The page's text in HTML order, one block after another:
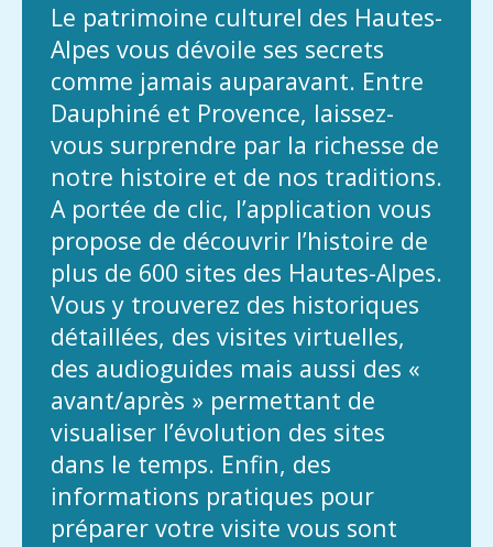
Le patrimoine culturel des Hautes-
Alpes vous dévoile ses secrets
comme jamais auparavant. Entre
Dauphiné et Provence, laissez-
vous surprendre par la richesse de
notre histoire et de nos traditions.
A portée de clic, l’application vous
propose de découvrir l’histoire de
plus de 600 sites des Hautes-Alpes.
Vous y trouverez des historiques
détaillées, des visites virtuelles,
des audioguides mais aussi des «
avant/après » permettant de
visualiser l’évolution des sites
dans le temps. Enfin, des
informations pratiques pour
préparer votre visite vous sont